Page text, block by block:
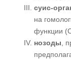
суис-
на
функции
нозоды ,